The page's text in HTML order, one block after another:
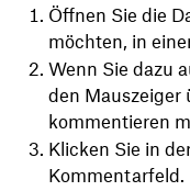
Öffnen Sie die
möchten, in
Wenn Sie dazu
den Mauszeiger
kommentieren
Klicken Sie in
Kommentarfeld.